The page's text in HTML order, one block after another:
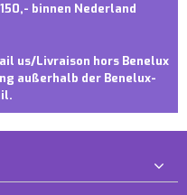
binnen Nederland
us/Livraison hors Benelux
außerhalb der Benelux-